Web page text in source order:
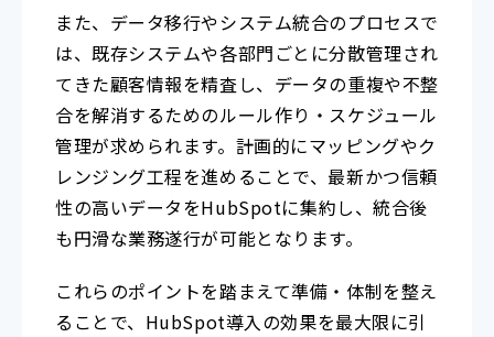
また、データ移行やシステム統合のプロセスで
は、既存システムや各部門ごとに分散管理され
てきた顧客情報を精査し、データの重複や不整
合を解消するためのルール作り・スケジュール
管理が求められます。計画的にマッピングやク
レンジング工程を進めることで、最新かつ信頼
性の高いデータをHubSpotに集約し、統合後
も円滑な業務遂行が可能となります。
これらのポイントを踏まえて準備・体制を整え
ることで、HubSpot導入の効果を最大限に引